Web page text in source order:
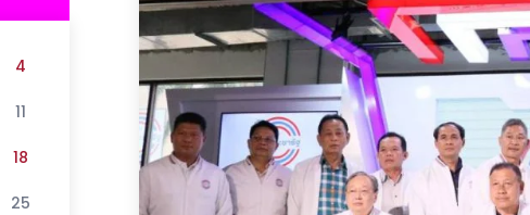
4
11
18
25